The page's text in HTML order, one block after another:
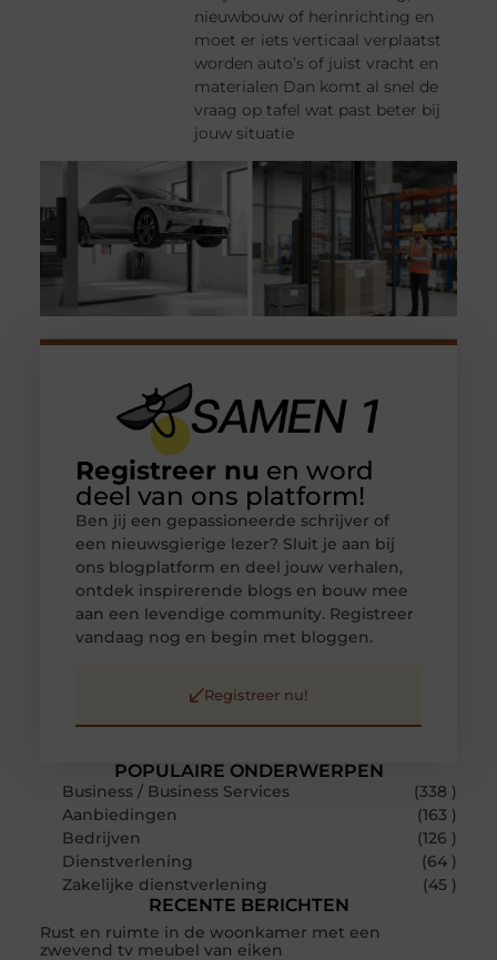
nieuwbouw of herinrichting en
moet er iets verticaal verplaatst
worden auto’s of juist vracht en
materialen Dan komt al snel de
vraag op tafel wat past beter bij
jouw situatie
POPULAIRE ONDERWERPEN
Business / Business Services
(338 )
Aanbiedingen
(163 )
Bedrijven
(126 )
Dienstverlening
(64 )
Zakelijke dienstverlening
(45 )
RECENTE BERICHTEN
Rust en ruimte in de woonkamer met een
zwevend tv meubel van eiken
Registreer nu en word
deel van ons platform!
Ben jij een gepassioneerde schrijver of
een nieuwsgierige lezer? Sluit je aan bij
ons blogplatform en deel jouw verhalen,
ontdek inspirerende blogs en bouw mee
aan een levendige community. Registreer
vandaag nog en begin met bloggen.
Registreer nu!